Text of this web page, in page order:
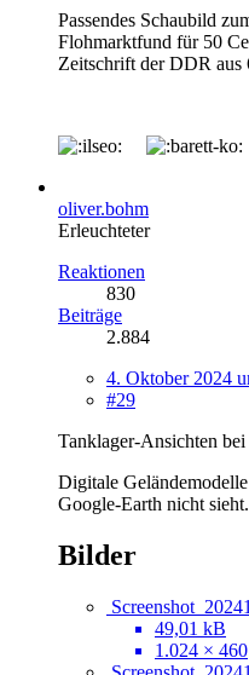
Passendes Schaubild
Flohmarktfund für 50
Zeitschrift der DDR aus
oliver.bohm
Erleuchteter
Reaktionen
830
Beiträge
2.884
4. Oktober 2024
#29
Tanklager-Ansichten bei
Digitale
Google-Earth nicht
Bilder
49,01 kB
1.024 × 460